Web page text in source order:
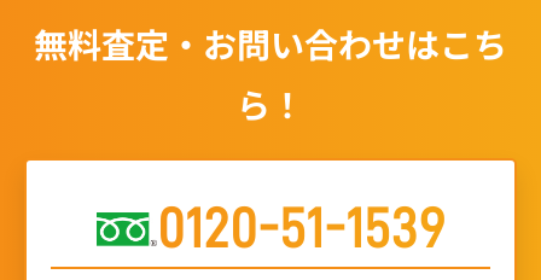
無料査定・お問い合わせはこち
ら！
0120-51-1539